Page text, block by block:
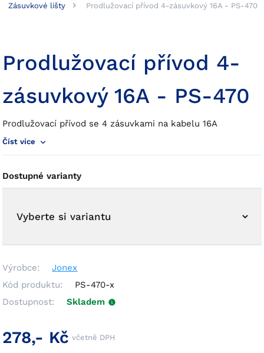
Zásuvkové lišty
Prodlužovací přívod 4-zásuvkový 16A - PS-470
Prodlužovací přívod 4-
zásuvkový 16A - PS-470
Prodlužovací přívod se 4 zásuvkami na kabelu 16A
Číst více
Dostupné varianty
Výrobce:
Jonex
Kód produktu:
PS-470-x
Dostupnost:
Skladem
278,- Kč včetně DPH